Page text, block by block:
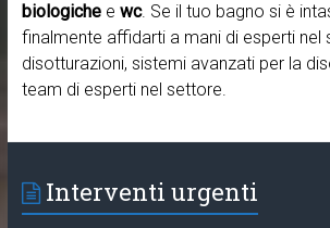
biologichee wc. Se il tuo bagno si è
finalmente affidarti a mani di esperti nel
disotturazioni, sistemi avanzati per la
team di esperti nel settore.
Interventi urgenti